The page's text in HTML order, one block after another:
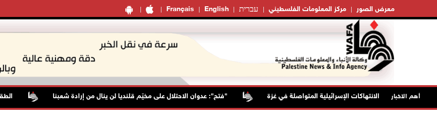
Français English עברית مركز المعلومات الفلسطيني معرض الصور
أهم الاخبار "فتح": عدوان الاحتلال على مخيّم قلنديا لن ينال من إرادة شعبنا الطقس: